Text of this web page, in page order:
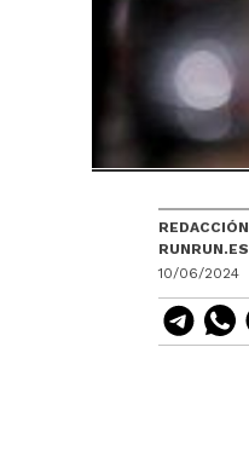
REDACCIÓN
RUNRUN.ES
10/06/2024